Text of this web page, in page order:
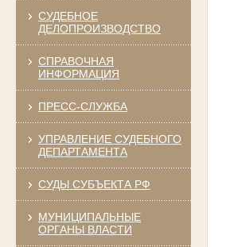
СУДЕБНОЕ
ДЕЛОПРОИЗВОДСТВО
СПРАВОЧНАЯ
ИНФОРМАЦИЯ
ПРЕСС-СЛУЖБА
УПРАВЛЕНИЕ СУДЕБНОГО
ДЕПАРТАМЕНТА
СУДЫ СУБЪЕКТА РФ
МУНИЦИПАЛЬНЫЕ
ОРГАНЫ ВЛАСТИ